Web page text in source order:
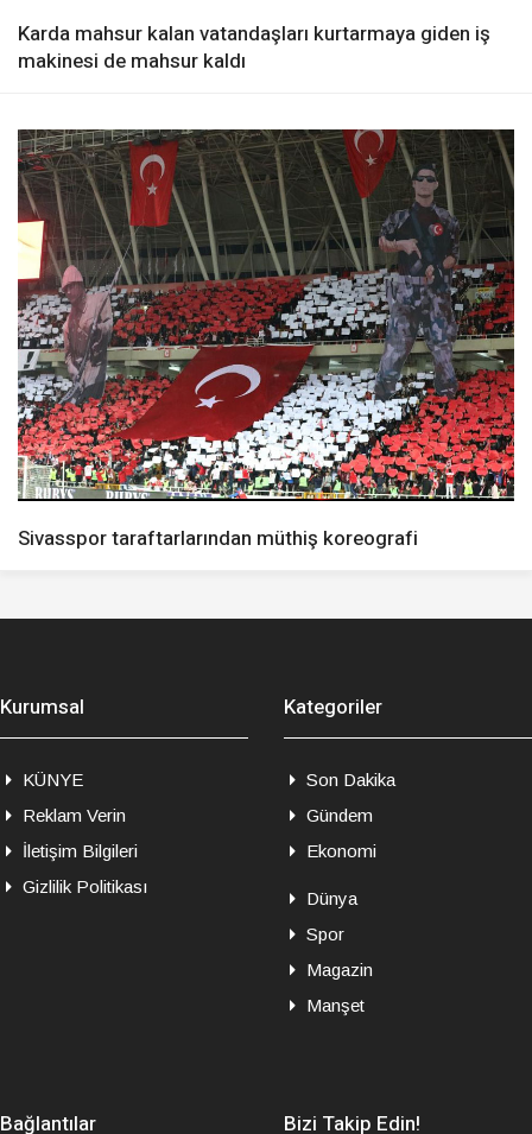
Karda mahsur kalan vatandaşları kurtarmaya giden iş
makinesi de mahsur kaldı
Sivasspor taraftarlarından müthiş koreografi
Kurumsal
KÜNYE
Reklam Verin
İletişim Bilgileri
Gizlilik Politikası
Kategoriler
Son Dakika
Gündem
Ekonomi
Dünya
Spor
Magazin
Manşet
Bağlantılar Bizi Takip Edin!